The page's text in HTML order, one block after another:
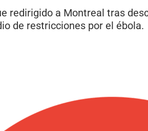
redirigido a Montreal tras
de restricciones por el ébola.